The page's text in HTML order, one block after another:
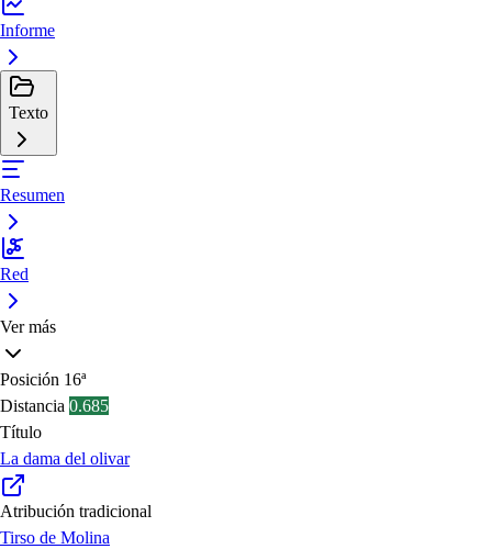
Informe
Texto
Resumen
Red
Ver más
Posición 16ª
Distancia 0.685
Título
La dama del olivar
Atribución tradicional
Tirso de Molina